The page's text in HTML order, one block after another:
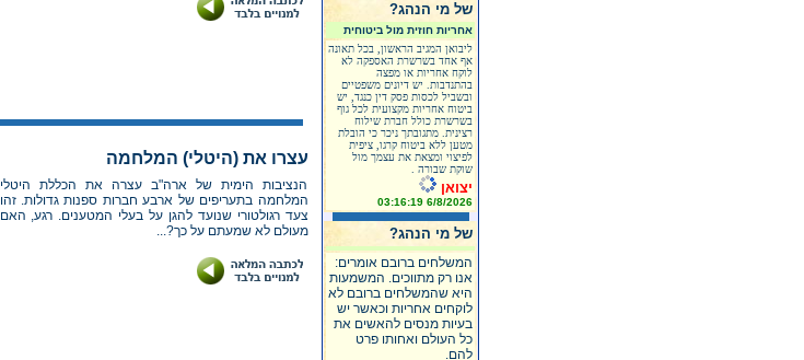
של מי הנהג?
אחריות חוזית מול ביטוחית
ליבואן המגיב הראשון, בכל תאונה
אף אחד בשרשרת האספקה לא
לוקח אחריות או מפצה
בהתנדבות. יש דיונים משפטיים
ובשביל לכסות פסק דין כנגד, יש
ביטוח אחריות מקצועית לכל גוף
בשרשרת כולל חברת שילוח
רצינית. מתגובתך ניכר כי הובלת
מטען ללא ביטוח קרגו, ציפית
לפיצוי ומצאת את עצמך מול
שוקת שבורה .
יצואן
6/8/2026 03:16:19
של מי הנהג?
המשלחים ברובם אומרים:
אנו רק מתווכים. המשמעות
היא שהמשלחים ברובם לא
לוקחים אחריות וכאשר יש
בעיות מנסים להאשים את
כל העולם ואחותו פרט
להם.
עצרו את (היטלי) המלחמה
הנציבות הימית של ארה"ב עצרה את הכללת היטלי
המלחמה בתעריפים של ארבע חברות ספנות גדולות. זהו
צעד רגולטורי שנועד להגן על בעלי המטענים. רגע, האם
מעולם לא שמעתם על כך?...